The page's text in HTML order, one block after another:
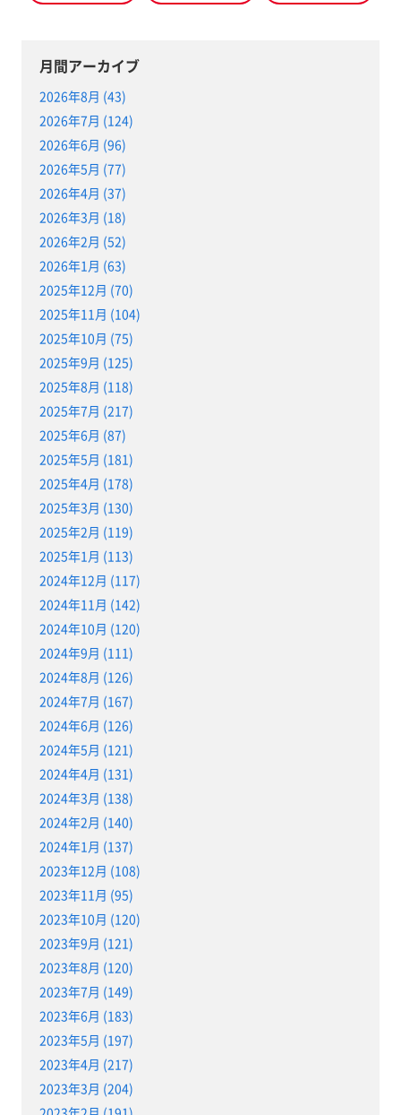
月間アーカイブ
2026年8月 (43)
2026年7月 (124)
2026年6月 (96)
2026年5月 (77)
2026年4月 (37)
2026年3月 (18)
2026年2月 (52)
2026年1月 (63)
2025年12月 (70)
2025年11月 (104)
2025年10月 (75)
2025年9月 (125)
2025年8月 (118)
2025年7月 (217)
2025年6月 (87)
2025年5月 (181)
2025年4月 (178)
2025年3月 (130)
2025年2月 (119)
2025年1月 (113)
2024年12月 (117)
2024年11月 (142)
2024年10月 (120)
2024年9月 (111)
2024年8月 (126)
2024年7月 (167)
2024年6月 (126)
2024年5月 (121)
2024年4月 (131)
2024年3月 (138)
2024年2月 (140)
2024年1月 (137)
2023年12月 (108)
2023年11月 (95)
2023年10月 (120)
2023年9月 (121)
2023年8月 (120)
2023年7月 (149)
2023年6月 (183)
2023年5月 (197)
2023年4月 (217)
2023年3月 (204)